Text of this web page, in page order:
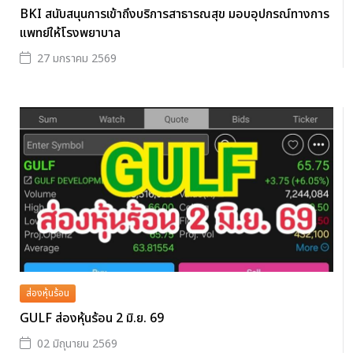
BKI สนับสนุนการเข้าถึงบริการสาธารณสุข มอบอุปกรณ์ทางการ
แพทย์ให้โรงพยาบาล
27 มกราคม 2569
ส่องหุ้นร้อน
GULF ส่องหุ้นร้อน 2 มิ.ย. 69
02 มิถุนายน 2569